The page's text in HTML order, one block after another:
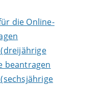
die Online-
beantragen